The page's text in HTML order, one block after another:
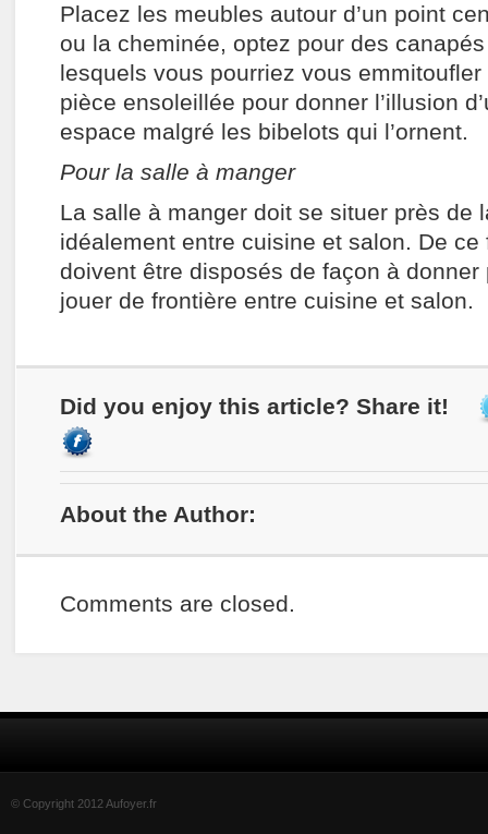
Placez les meubles autour d’un point
ou la cheminée, optez pour des
lesquels vous pourriez vous
pièce ensoleillée pour donner l’illusion
espace malgré les bibelots qui l’ornent.
Pour la salle à manger
La salle à manger doit se situer près de
idéalement entre cuisine et salon. De
doivent être disposés de façon à donner
jouer de frontière entre cuisine et salon.
Did you enjoy this article? Share it!
About the Author:
Comments are closed.
© Copyright 2012 Aufoyer.fr